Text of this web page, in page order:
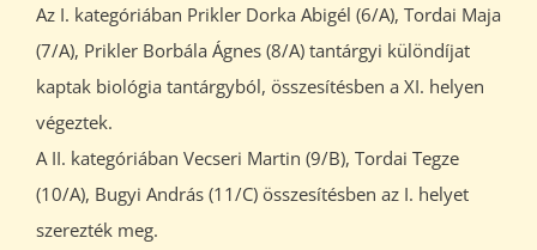
Az I. kategóriában Prikler Dorka Abigél (6/A), Tordai Maja
(7/A), Prikler Borbála Ágnes (8/A) tantárgyi különdíjat
kaptak biológia tantárgyból, összesítésben a XI. helyen
végeztek.
A II. kategóriában Vecseri Martin (9/B), Tordai Tegze
(10/A), Bugyi András (11/C) összesítésben az I. helyet
szerezték meg.